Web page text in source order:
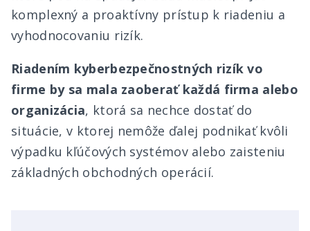
komplexný a proaktívny prístup k riadeniu a
vyhodnocovaniu rizík.
Riadením kyberbezpečnostných rizík vo
firme by sa mala zaoberať každá firma alebo
organizácia, ktorá sa nechce dostať do
situácie, v ktorej nemôže ďalej podnikať kvôli
výpadku kľúčových systémov alebo zaisteniu
základných obchodných operácií.